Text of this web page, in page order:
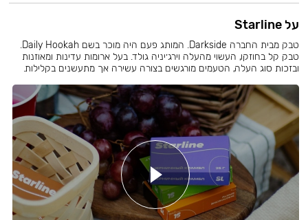
על Starline
טבק מבית החברה Darkside. המותג פעם היה מוכר בשם Daily Hookah.
טבק קל בחוזקו, העשוי מהעלה וירג׳יניה גולד. בעל ארומות עדינות ומאוזנות
ובזכות סוג העלה, הטעמים מורגשים בצורה עשירה אך מתעשנים בקלילות.